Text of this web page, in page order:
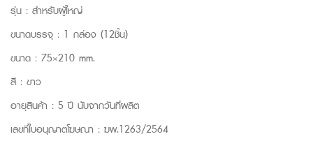
รุ่น : สำหรับผู้ใหญ่
ขนาดบรรจุ : 1 กล่อง (12ชิ้น)
ขนาด : 75×210 mm.
สี : ขาว
อายุสินค้า : 5 ปี นับจากวันที่ผลิต
เลขที่ใบอนุญาตโฆษณา : ฆพ.1263/2564